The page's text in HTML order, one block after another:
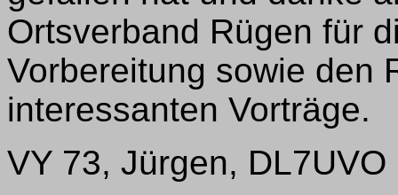
Ortsverband Rügen für
Vorbereitung sowie den
interessanten Vorträge.
VY 73, Jürgen, DL7UVO